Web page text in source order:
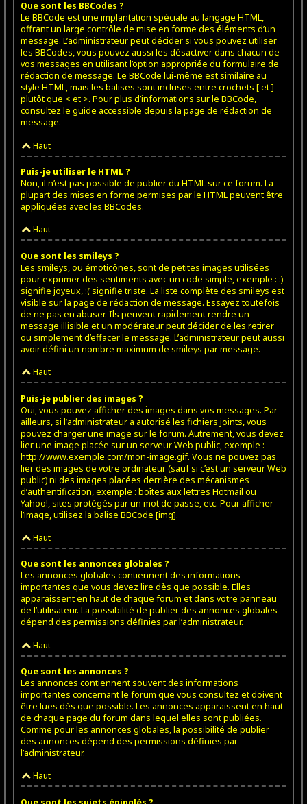
Que sont les BBCodes ?
Le BBCode est une implantation spéciale au langage HTML,
offrant un large contrôle de mise en forme des éléments d’un
message. L’administrateur peut décider si vous pouvez utiliser
les BBCodes, vous pouvez aussi les désactiver dans chacun de
vos messages en utilisant l’option appropriée du formulaire de
rédaction de message. Le BBCode lui-même est similaire au
style HTML, mais les balises sont incluses entre crochets [ et ]
plutôt que < et >. Pour plus d’informations sur le BBCode,
consultez le guide accessible depuis la page de rédaction de
message.
Haut
Puis-je utiliser le HTML ?
Non, il n’est pas possible de publier du HTML sur ce forum. La
plupart des mises en forme permises par le HTML peuvent être
appliquées avec les BBCodes.
Haut
Que sont les smileys ?
Les smileys, ou émoticônes, sont de petites images utilisées
pour exprimer des sentiments avec un code simple, exemple : :)
signifie joyeux, :( signifie triste. La liste complète des smileys est
visible sur la page de rédaction de message. Essayez toutefois
de ne pas en abuser. Ils peuvent rapidement rendre un
message illisible et un modérateur peut décider de les retirer
ou simplement d’effacer le message. L’administrateur peut aussi
avoir défini un nombre maximum de smileys par message.
Haut
Puis-je publier des images ?
Oui, vous pouvez afficher des images dans vos messages. Par
ailleurs, si l’administrateur a autorisé les fichiers joints, vous
pouvez charger une image sur le forum. Autrement, vous devez
lier une image placée sur un serveur Web public, exemple :
http://www.exemple.com/mon-image.gif. Vous ne pouvez pas
lier des images de votre ordinateur (sauf si c’est un serveur Web
public) ni des images placées derrière des mécanismes
d’authentification, exemple : boîtes aux lettres Hotmail ou
Yahoo!, sites protégés par un mot de passe, etc. Pour afficher
l’image, utilisez la balise BBCode [img].
Haut
Que sont les annonces globales ?
Les annonces globales contiennent des informations
importantes que vous devez lire dès que possible. Elles
apparaissent en haut de chaque forum et dans votre panneau
de l’utilisateur. La possibilité de publier des annonces globales
dépend des permissions définies par l’administrateur.
Haut
Que sont les annonces ?
Les annonces contiennent souvent des informations
importantes concernant le forum que vous consultez et doivent
être lues dès que possible. Les annonces apparaissent en haut
de chaque page du forum dans lequel elles sont publiées.
Comme pour les annonces globales, la possibilité de publier
des annonces dépend des permissions définies par
l’administrateur.
Haut